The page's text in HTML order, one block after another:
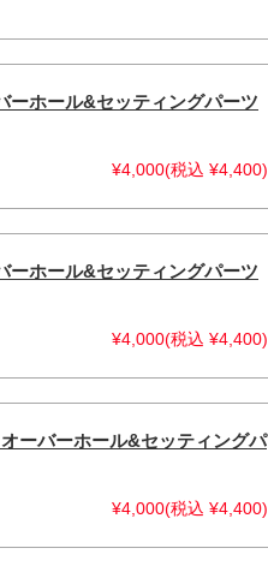
ホール&セッティングパーツ
¥4,000(税込 ¥4,400)
ホール&セッティングパーツ
¥4,000(税込 ¥4,400)
ーバーホール&セッティングパ
¥4,000(税込 ¥4,400)